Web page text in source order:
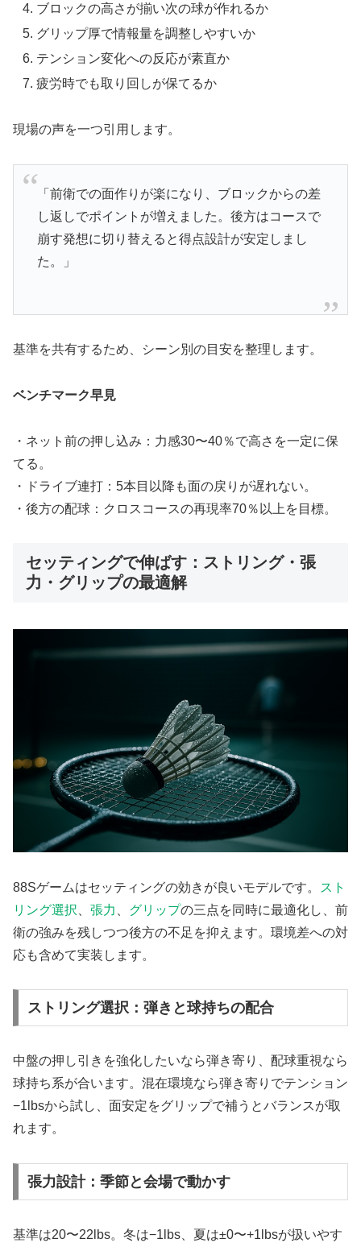
ブロックの高さが揃い次の球が作れるか
グリップ厚で情報量を調整しやすいか
テンション変化への反応が素直か
疲労時でも取り回しが保てるか
現場の声を一つ引用します。
「前衛での面作りが楽になり、ブロックからの差
し返しでポイントが増えました。後方はコースで
崩す発想に切り替えると得点設計が安定しまし
た。」
基準を共有するため、シーン別の目安を整理します。
ベンチマーク早見
・ネット前の押し込み：力感30〜40％で高さを一定に保
てる。
・ドライブ連打：5本目以降も面の戻りが遅れない。
・後方の配球：クロスコースの再現率70％以上を目標。
セッティングで伸ばす：ストリング・張
力・グリップの最適解
88Sゲームはセッティングの効きが良いモデルです。
スト
リング選択
張力 グリップの三点を同時に最適化し、前
衛の強みを残しつつ後方の不足を抑えます。環境差への対
応も含めて実装します。
ストリング選択：弾きと球持ちの配合
中盤の押し引きを強化したいなら弾き寄り、配球重視なら
球持ち系が合います。混在環境なら弾き寄りでテンション
−1lbsから試し、面安定をグリップで補うとバランスが取
れます。
張力設計：季節と会場で動かす
基準は20〜22lbs。冬は−1lbs、夏は±0〜+1lbsが扱いやす